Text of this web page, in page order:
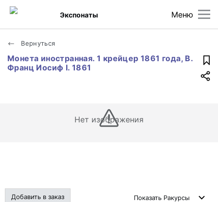
Меню
Экспонаты
Вернуться
Монета иностранная. 1 крейцер 1861 года, В.
Франц Иосиф I. 1861
Нет изображения
Добавить в заказ Показать Ракурсы